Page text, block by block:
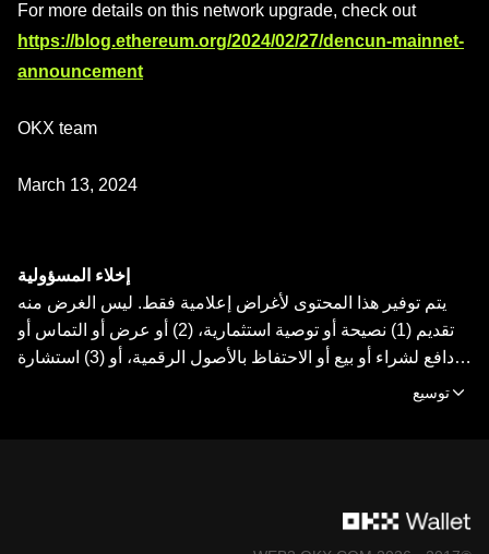
For more details on this network upgrade, check out
https://blog.ethereum.org/2024/02/27/dencun-mainnet-
announcement
OKX team
March 13, 2024
إخلاء المسؤولية
يتم توفير هذا المحتوى لأغراض إعلامية فقط. ليس الغرض منه
تقديم (1) نصيحة أو توصية استثمارية، (2) أو عرض أو التماس أو
دافع لشراء أو بيع أو الاحتفاظ بالأصول الرقمية، أو (3) استشارة
خدمة برمجية لمحفظة الحفظ الذاتي تسمح لك باكتشاف منصات
توسيع